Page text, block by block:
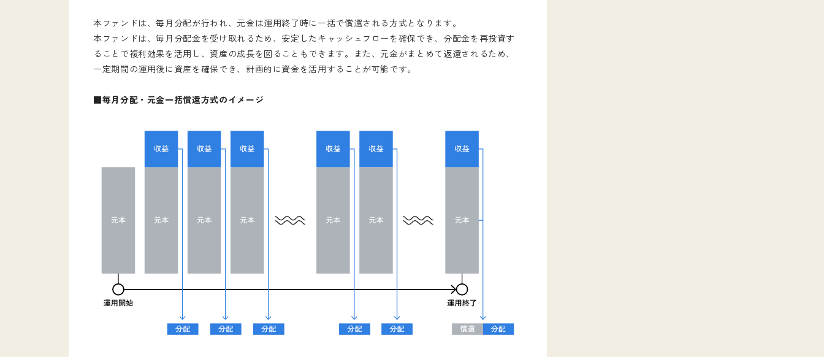
本ファンドは、毎月分配が行われ、元金は運用終了時に一括で償還される方式となります。
本ファンドは、毎月分配金を受け取れるため、安定したキャッシュフローを確保でき、分配金を再投資す
ることで複利効果を活用し、資産の成長を図ることもできます。また、元金がまとめて返還されるため、
一定期間の運用後に資産を確保でき、計画的に資金を活用することが可能です。
■毎月分配・元金一括償還方式のイメージ
お済みの上行ってください。
外部サイトへリンクします。